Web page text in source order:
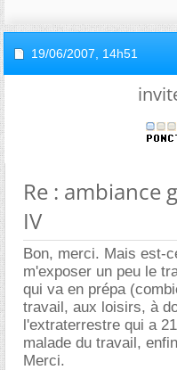
19/06/2007, 14h51
Re : ambiance
IV
Bon, merci. Mais est-
m'exposer un peu le
qui va en prépa
travail, aux loisirs, à
l'extraterrestre qui a
malade du travail,
Merci.